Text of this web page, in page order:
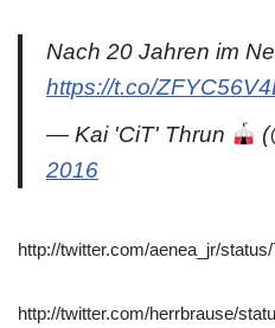
Nach 20 Jahren im
https://t.co/
— Kai 'CiT' Thrun
2016
http://twitter.com/aenea_jr/
http://twitter.com/herrbrause/